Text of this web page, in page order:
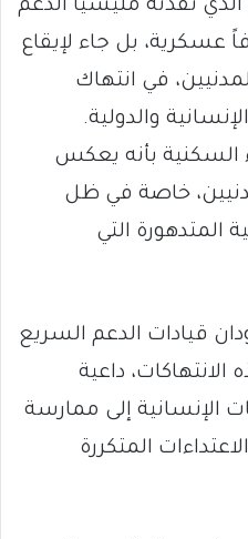
نفذته مليشيا الدعم
عسكرية، بل جاء لإيقاع
في انتهاك
والدولية.
السكنية بأنه يعكس
خاصة في ظل
المتدهورة التي
قيادات الدعم السريع
داعية
الإنسانية إلى ممارسة
المتكررة